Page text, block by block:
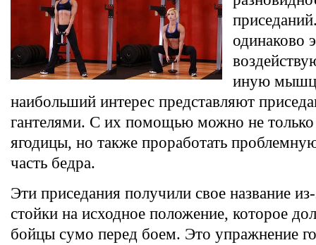
одинаково
иную
наибольший интерес представляют
гантелями. С их помощью можно не только
ягодицы, но также проработать
часть бедра.
Эти приседания получили свое название
стойки на исходное положение, которое
бойцы сумо перед боем. Это упражнение